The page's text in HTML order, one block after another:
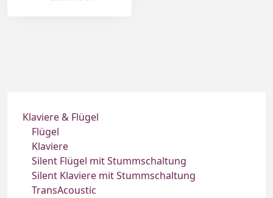
Klaviere & Flügel
Flügel
Klaviere
Silent Flügel mit Stummschaltung
Silent Klaviere mit Stummschaltung
TransAcoustic